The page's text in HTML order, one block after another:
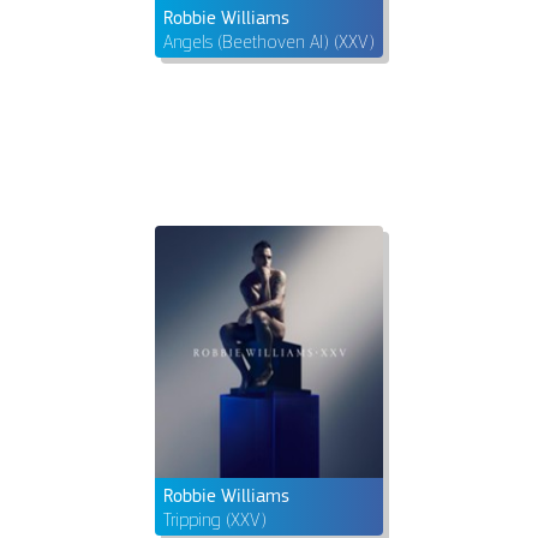
Robbie Williams
Angels (Beethoven AI) (XXV)
Robbie Williams
Tripping (XXV)